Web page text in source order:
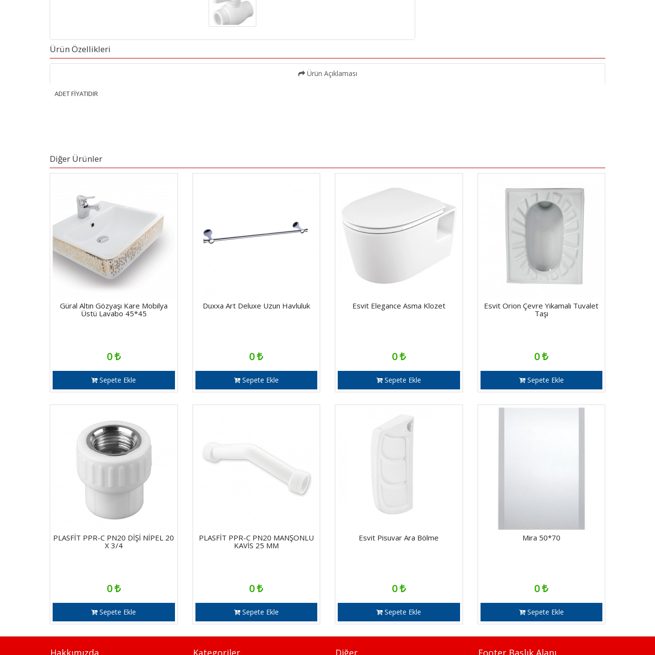
Ürün Özellikleri
Ürün Açıklaması
ADET FİYATIDIR
Diğer Ürünler
Güral Altın Gözyaşı Kare Mobilya
Üstü Lavabo 45*45
0
Sepete Ekle
Duxxa Art Deluxe Uzun Havluluk
0
Sepete Ekle
Esvit Elegance Asma Klozet
0
Sepete Ekle
Esvit Orion Çevre Yıkamalı Tuvalet
Taşı
0
Sepete Ekle
PLASFİT PPR-C PN20 DİŞİ NİPEL 20
X 3/4
0
Sepete Ekle
PLASFİT PPR-C PN20 MANŞONLU
KAVİS 25 MM
0
Sepete Ekle
Esvit Pisuvar Ara Bölme
0
Sepete Ekle
Mira 50*70
0
Sepete Ekle
Hakkımızda Kategoriler Diğer Footer Başlık Alanı